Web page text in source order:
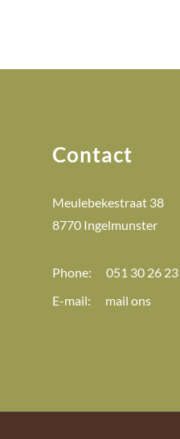
Contact
Meulebekestraat 38
8770 Ingelmunster
Phone:
051 30 26 23
E-mail:
mail ons